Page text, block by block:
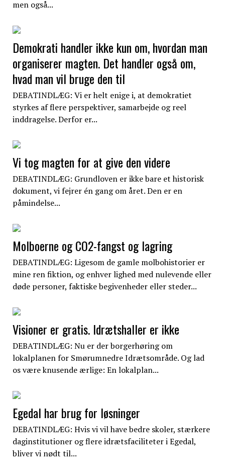
men også...
Demokrati handler ikke kun om, hvordan man
organiserer magten. Det handler også om,
hvad man vil bruge den til
DEBATINDLÆG: Vi er helt enige i, at demokratiet
styrkes af flere perspektiver, samarbejde og reel
inddragelse. Derfor er...
Vi tog magten for at give den videre
DEBATINDLÆG: Grundloven er ikke bare et historisk
dokument, vi fejrer én gang om året. Den er en
påmindelse...
Molboerne og CO2-fangst og lagring
DEBATINDLÆG: Ligesom de gamle molbohistorier er
mine ren fiktion, og enhver lighed med nulevende eller
døde personer, faktiske begivenheder eller steder...
Visioner er gratis. Idrætshaller er ikke
DEBATINDLÆG: Nu er der borgerhøring om
lokalplanen for Smørumnedre Idrætsområde. Og lad
os være knusende ærlige: En lokalplan...
Egedal har brug for løsninger
DEBATINDLÆG: Hvis vi vil have bedre skoler, stærkere
daginstitutioner og flere idrætsfaciliteter i Egedal,
bliver vi nødt til...